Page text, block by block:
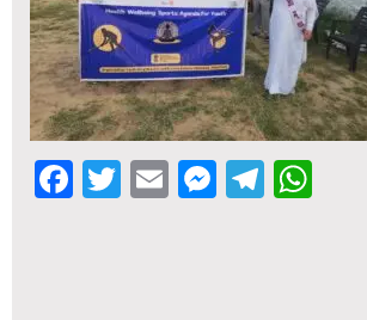
Facebook
Twitter
Email